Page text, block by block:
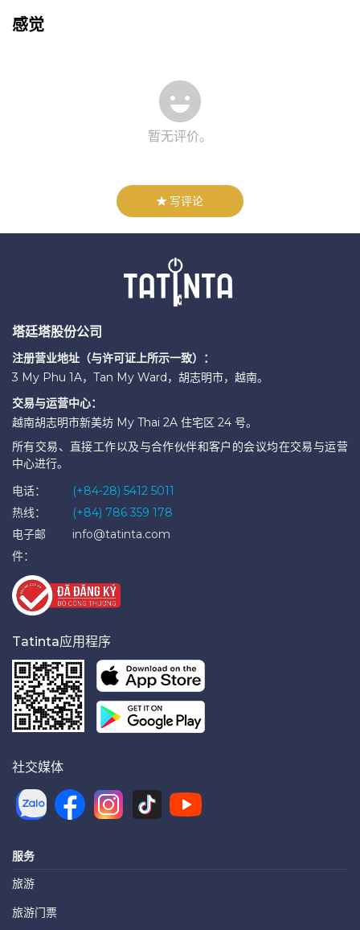
感觉
暂无评价。
写评论
塔廷塔股份公司
注册营业地址（与许可证上所示一致）：
3 My Phu 1A，Tan My Ward，胡志明市，越南。
交易与运营中心：
越南胡志明市新美坊 My Thai 2A 住宅区 24 号。
所有交易、直接工作以及与合作伙伴和客户的会议均在交易与运营
中心进行。
电话：
(+84-28) 5412 5011
热线：
(+84) 786 359 178
电子邮
件：
info@tatinta.com
Tatinta应用程序
社交媒体
服务
旅游
旅游门票